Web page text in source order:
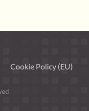
Cookie Policy (EU)